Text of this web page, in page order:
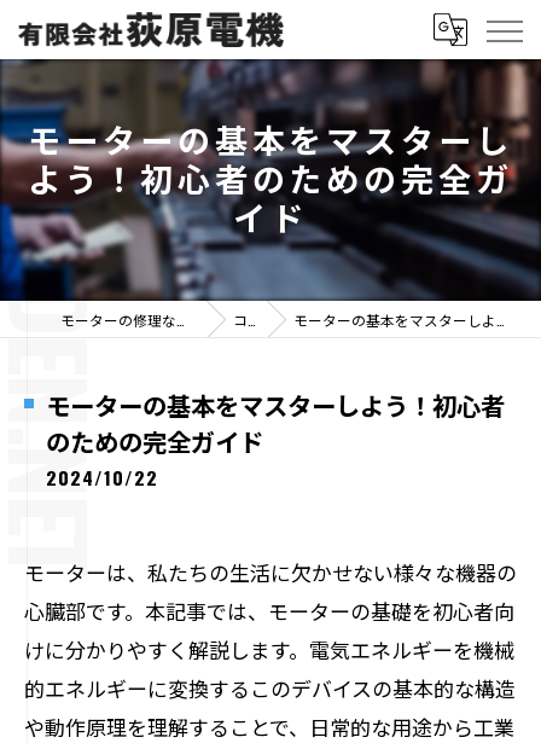
モーターの基本をマスターし
よう！初心者のための完全ガ
イド
コラム モーターの基本をマスターしよう！初心者のための完全ガイド
モーターの基本をマスターしよう！初心者
のための完全ガイド
2024/10/22
モーターは、私たちの生活に欠かせない様々な機器の
心臓部です。本記事では、モーターの基礎を初心者向
けに分かりやすく解説します。電気エネルギーを機械
的エネルギーに変換するこのデバイスの基本的な構造
や動作原理を理解することで、日常的な用途から工業